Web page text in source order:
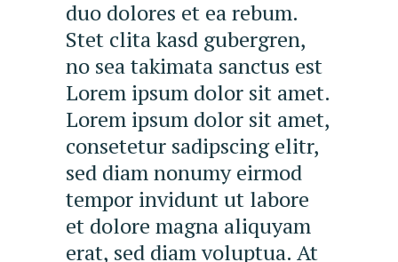
duo dolores et ea rebum.
Stet clita kasd gubergren,
no sea takimata sanctus est
Lorem ipsum dolor sit amet.
Lorem ipsum dolor sit amet,
consetetur sadipscing elitr,
sed diam nonumy eirmod
tempor invidunt ut labore
et dolore magna aliquyam
erat, sed diam voluptua. At